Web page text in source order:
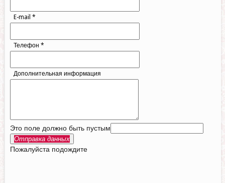
E-mail *
Телефон *
Дополнительная информация
Это поле должно быть пустым
Отправка данных
Пожалуйста подождите